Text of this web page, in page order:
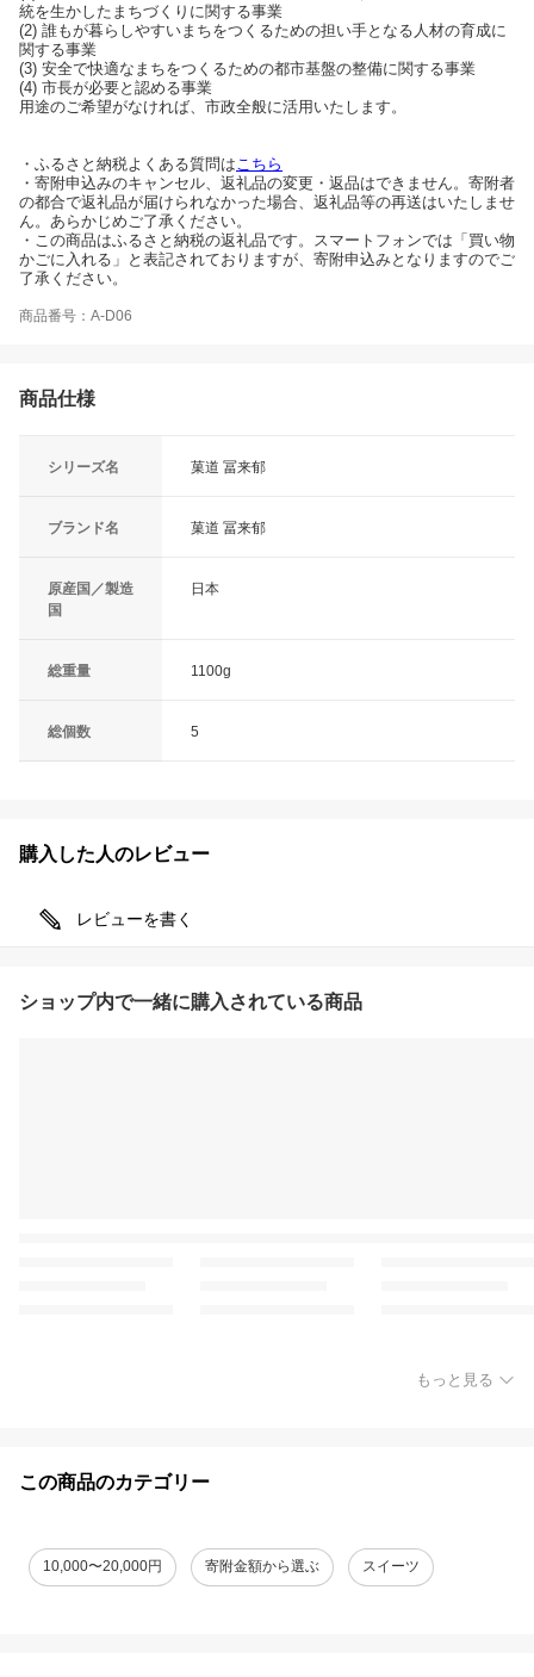
統を生かしたまちづくりに関する事業
(2) 誰もが暮らしやすいまちをつくるための担い手となる人材の育成に
関する事業
(3) 安全で快適なまちをつくるための都市基盤の整備に関する事業
(4) 市長が必要と認める事業
用途のご希望がなければ、市政全般に活用いたします。
・ふるさと納税よくある質問は こちら
・寄附申込みのキャンセル、返礼品の変更・返品はできません。寄附者
の都合で返礼品が届けられなかった場合、返礼品等の再送はいたしませ
ん。あらかじめご了承ください。
・この商品はふるさと納税の返礼品です。スマートフォンでは「買い物
かごに入れる」と表記されておりますが、寄附申込みとなりますのでご
了承ください。
商品番号：A-D06
商品仕様
シリーズ名 菓道 冨来郁
ブランド名 菓道 冨来郁
原産国／製造
国
日本
総重量 1100g
総個数 5
購入した人のレビュー
レビューを書く
ショップ内で一緒に購入されている商品
もっと見る
この商品のカテゴリー
10,000〜20,000円 寄附金額から選ぶ スイーツ